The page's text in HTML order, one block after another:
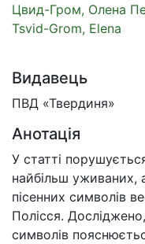
Цвид-Гром, Олена
Tsvid-Grom, Elena
Видавець
ПВД «Твердиня»
Анотація
У статті
найбільш уживаних,
пісенних символів
Полісся.
символів